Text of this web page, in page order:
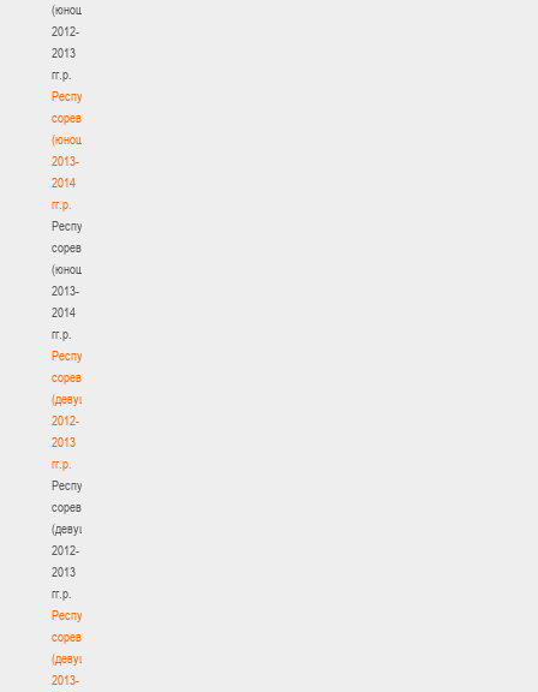
(юноши)
2012-
2013
гг.р.
Республиканские
соревнования
(юноши)
2013-
2014
гг.р.
Республиканские
соревнования
(юноши)
2013-
2014
гг.р.
Республиканские
соревнования
(девушки)
2012-
2013
гг.р.
Республиканские
соревнования
(девушки)
2012-
2013
гг.р.
Республиканские
соревнования
(девушки)
2013-